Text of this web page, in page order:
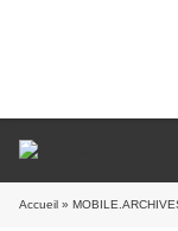
Accueil »